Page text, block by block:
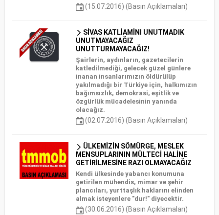
(15.07.2016) (Basın Açıklamaları)
SİVAS KATLİAMİNI UNUTMADIK
UNUTMAYACAĞIZ
UNUTTURMAYACAĞIZ!
Şairlerin, aydınların, gazetecilerin
katledilmediği, gelecek güzel günlere
inanan insanlarımızın öldürülüp
yakılmadığı bir Türkiye için, halkımızın
bağımsızlık, demokrasi, eşitlik ve
özgürlük mücadelesinin yanında
olacağız.
(02.07.2016) (Basın Açıklamaları)
ÜLKEMİZİN SÖMÜRGE, MESLEK
MENSUPLARININ MÜLTECİ HALİNE
GETİRİLMESİNE RAZI OLMAYACAĞIZ
Kendi ülkesinde yabancı konumuna
getirilen mühendis, mimar ve şehir
plancıları, yurttaşlık haklarını elinden
almak isteyenlere "dur!" diyecektir.
(30.06.2016) (Basın Açıklamaları)